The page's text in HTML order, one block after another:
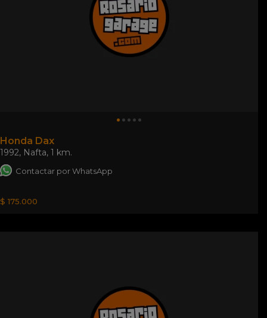
Honda Dax
1992, Nafta, 1 km.
Contactar por WhatsApp
$ 175.000